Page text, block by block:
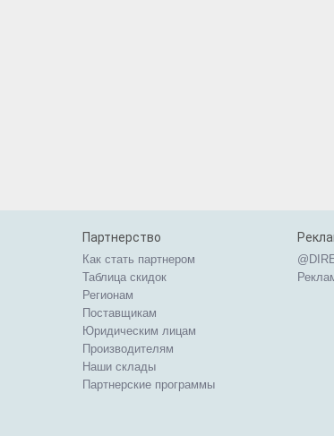
Партнерство
Как стать партнером
Таблица скидок
Регионам
Поставщикам
Юридическим лицам
Производителям
Наши склады
Партнерские программы